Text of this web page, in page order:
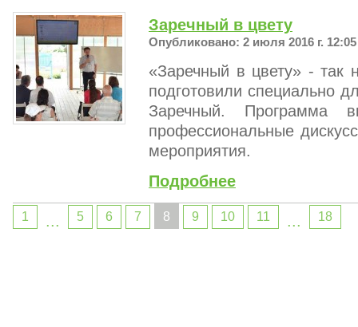
Заречный в цвету
Опубликовано: 2 июля 2016 г.
«Заречный в цвету» - так
подготовили специально
Заречный. Программа
профессиональные
мероприятия.
Подробнее
1 ... 5 6 7 8 9 10 11 ... 18